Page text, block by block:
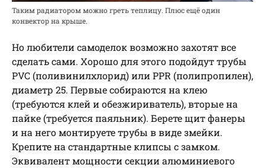
Таким радиатором можно греть теплицу. Плюс ещё один
конвектор на крыше.
Но любители самоделок возможно захотят все
сделать сами. Хорошо для этого подойдут трубы
PVC (поливинилхлорид) или PPR (полипропилен),
диаметр 25. Первые собираются на клею
(требуются клей и обезжириватель), вторые на
пайке (требуется паяльник). Берете щит фанеры
и на него монтируете трубы в виде змейки.
Крепите на стандартные клипсы с замком.
Эквивалент мощности секции алюминиевого